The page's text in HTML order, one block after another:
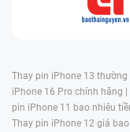
Thay pin iPhone 13 thường
iPhone 16 Pro chính hãng |
pin iPhone 11 bao nhiêu
Thay pin iPhone 12 giá